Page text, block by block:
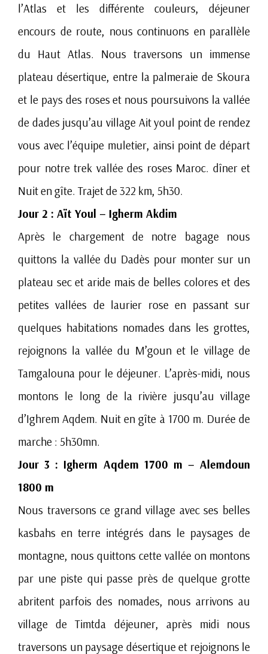
l’Atlas et les différente couleurs, déjeuner
encours de route, nous continuons en parallèle
du Haut Atlas. Nous traversons un immense
plateau désertique, entre la palmeraie de Skoura
et le pays des roses et nous poursuivons la vallée
de dades jusqu’au village Ait youl point de rendez
vous avec l’équipe muletier, ainsi point de départ
pour notre trek vallée des roses Maroc. dîner et
Nuit en gîte. Trajet de 322 km, 5h30.
Jour 2 : Aït Youl – Igherm Akdim
Après le chargement de notre bagage nous
quittons la vallée du Dadès pour monter sur un
plateau sec et aride mais de belles colores et des
petites vallées de laurier rose en passant sur
quelques habitations nomades dans les grottes,
rejoignons la vallée du M’goun et le village de
Tamgalouna pour le déjeuner. L’après-midi, nous
montons le long de la rivière jusqu’au village
d’Ighrem Aqdem. Nuit en gîte à 1700 m. Durée de
marche : 5h30mn.
Jour 3 : Igherm Aqdem 1700 m – Alemdoun
1800 m
Nous traversons ce grand village avec ses belles
kasbahs en terre intégrés dans le paysages de
montagne, nous quittons cette vallée on montons
par une piste qui passe près de quelque grotte
abritent parfois des nomades, nous arrivons au
village de Timtda déjeuner, après midi nous
traversons un paysage désertique et rejoignons le